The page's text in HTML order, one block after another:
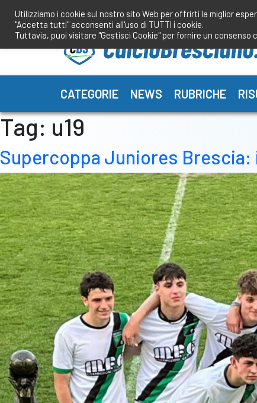
contenuto
CATEGORIE NEWS RUBRICHE
Tag: u19
Supercoppa Juniores Brescia:
Utilizziamo i cookie sul nostro sito Web per offrirti la miglior
"Accetta tutti" acconsenti all'uso di TUTTI i cookie.
Tuttavia, puoi visitare "Gestisci Cookie" per fornire un consenso